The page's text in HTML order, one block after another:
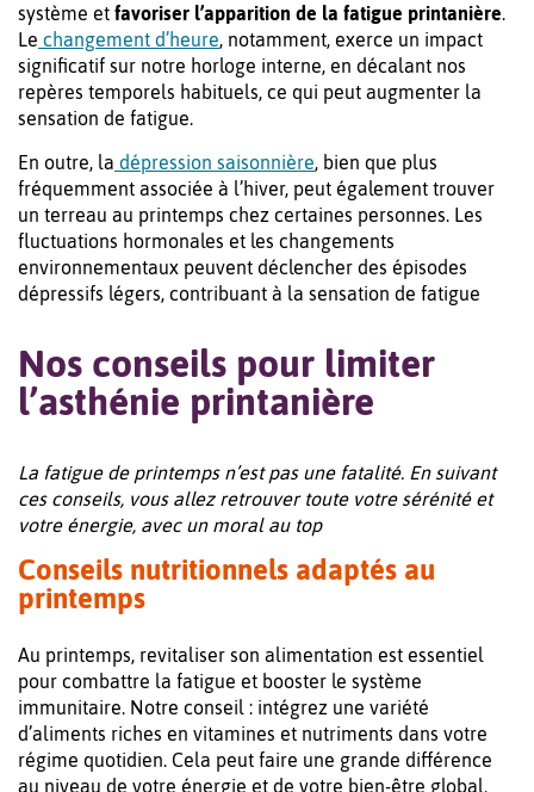
système et favoriser l’apparition de la fatigue printanière.
Le changement d’heure, notamment, exerce un impact
significatif sur notre horloge interne, en décalant nos
repères temporels habituels, ce qui peut augmenter la
sensation de fatigue.
En outre, la dépression saisonnière, bien que plus
fréquemment associée à l’hiver, peut également trouver
un terreau au printemps chez certaines personnes. Les
fluctuations hormonales et les changements
environnementaux peuvent déclencher des épisodes
dépressifs légers, contribuant à la sensation de fatigue
Nos conseils pour limiter
l’asthénie printanière
La fatigue de printemps n’est pas une fatalité. En suivant
ces conseils, vous allez retrouver toute votre sérénité et
votre énergie, avec un moral au top
Conseils nutritionnels adaptés au
printemps
Au printemps, revitaliser son alimentation est essentiel
pour combattre la fatigue et booster le système
immunitaire. Notre conseil : intégrez une variété
d’aliments riches en vitamines et nutriments dans votre
régime quotidien. Cela peut faire une grande différence
au niveau de votre énergie et de votre bien-être global.